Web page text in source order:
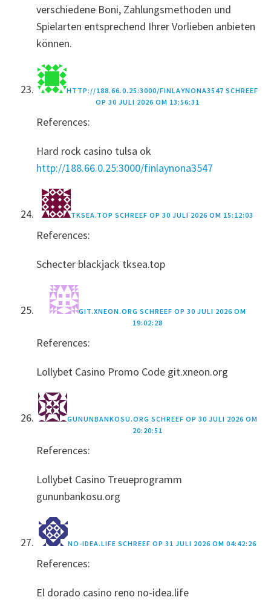
verschiedene Boni, Zahlungsmethoden und
Spielarten entsprechend Ihrer Vorlieben anbieten
können.
HTTP://188.66.0.25:3000/FINLAYNONA3547 SCHREEF
OP 30 JULI 2026 OM 13:56:31
References:
Hard rock casino tulsa ok
http://188.66.0.25:3000/finlaynona3547
TKSEA.TOP SCHREEF OP 30 JULI 2026 OM 15:12:03
References:
Schecter blackjack tksea.top
GIT.XNEON.ORG SCHREEF OP 30 JULI 2026 OM
19:02:28
References:
Lollybet Casino Promo Code git.xneon.org
GUNUNBANKOSU.ORG SCHREEF OP 30 JULI 2026 OM
20:20:51
References:
Lollybet Casino Treueprogramm
gununbankosu.org
NO-IDEA.LIFE SCHREEF OP 31 JULI 2026 OM 04:42:26
References:
El dorado casino reno no-idea.life